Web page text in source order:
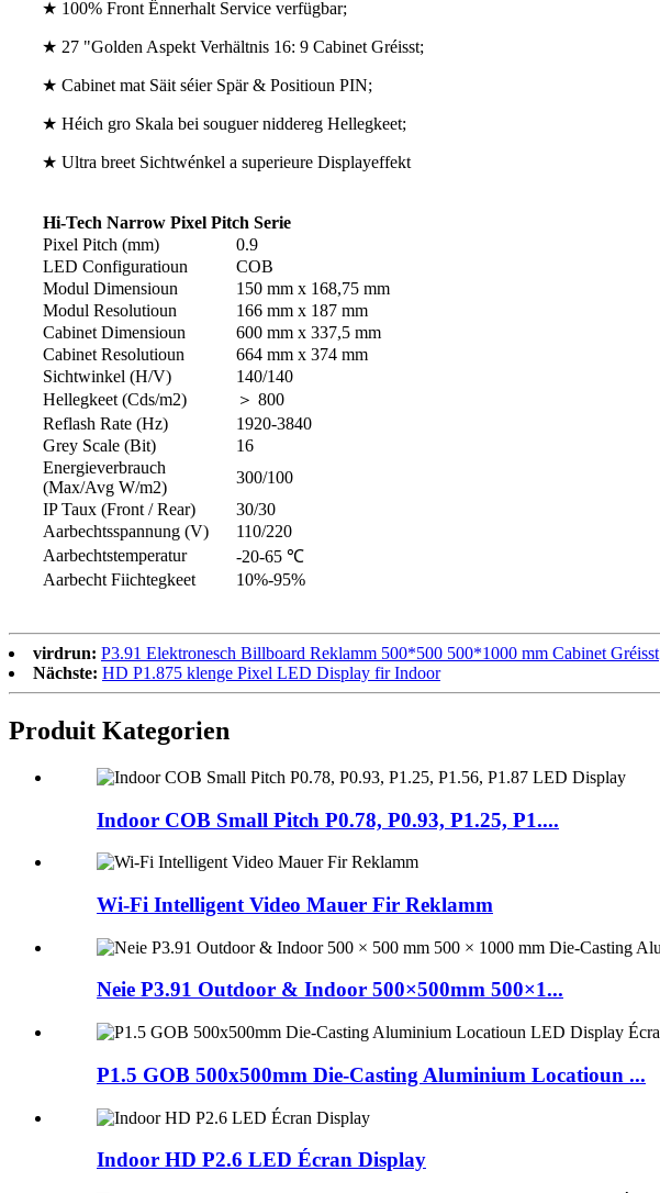
★ 100% Front Ënnerhalt Service verfügbar;
★ 27 "Golden Aspekt Verhältnis 16: 9 Cabinet Gréisst;
★ Cabinet mat Säit séier Spär & Positioun PIN;
★ Héich gro Skala bei souguer niddereg Hellegkeet;
★ Ultra breet Sichtwénkel a superieure Displayeffekt
Hi-Tech Narrow Pixel Pitch Serie
Pixel Pitch (mm)
0.9
LED Configuratioun
COB
Modul Dimensioun
150 mm x 168,75 mm
Modul Resolutioun
166 mm x 187 mm
Cabinet Dimensioun
600 mm x 337,5 mm
Cabinet Resolutioun
664 mm x 374 mm
Sichtwinkel (H/V)
140/140
Hellegkeet (Cds/m2)
＞ 800
Reflash Rate (Hz)
1920-3840
Grey Scale (Bit)
16
Energieverbrauch
(Max/Avg W/m2)
300/100
IP Taux (Front / Rear)
30/30
Aarbechtsspannung (V)
110/220
Aarbechtstemperatur
-20-65 ℃
Aarbecht Fiichtegkeet
10%-95%
virdrun: P3.91 Elektronesch Billboard Reklamm 500*500 500*1000 mm Cabinet Gréisst
Nächste: HD P1.875 klenge Pixel LED Display fir Indoor
Produit Kategorien
Indoor COB Small Pitch P0.78, P0.93, P1.25, P1....
Wi-Fi Intelligent Video Mauer Fir Reklamm
Neie P3.91 Outdoor & Indoor 500×500mm 500×1...
P1.5 GOB 500x500mm Die-Casting Aluminium Locatioun ...
Indoor HD P2.6 LED Écran Display